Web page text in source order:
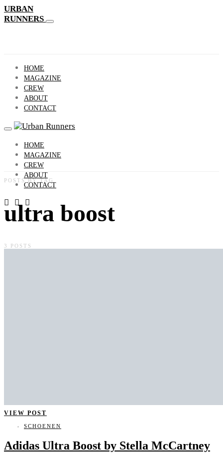
URBAN
RUNNERS
HOME
MAGAZINE
CREW
ABOUT
CONTACT
HOME
MAGAZINE
CREW
ABOUT
CONTACT
POSTS BY TAG
ultra boost
3 POSTS
VIEW POST
SCHOENEN
Adidas Ultra Boost by Stella McCartney